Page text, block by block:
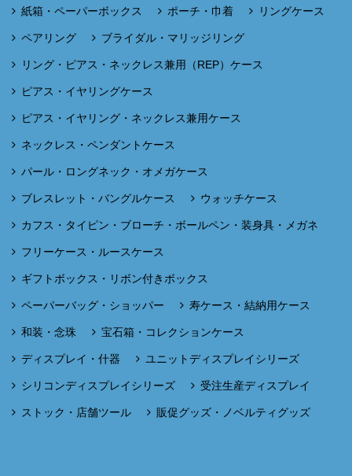
紙箱・ペーパーボックス ポーチ・巾着 リングケース
ペアリング ブライダル・マリッジリング
リング・ピアス・ネックレス兼用（REP）ケース
ピアス・イヤリングケース
ピアス・イヤリング・ネックレス兼用ケース
ネックレス・ペンダントケース
パール・ロングネック・オメガケース
ブレスレット・バングルケース ウォッチケース
カフス・タイピン・ブローチ・ボールペン・装身具・メガネ
フリーケース・ルースケース
ギフトボックス・リボン付きボックス
ペーパーバッグ・ショッパー 寿ケース・結納用ケース
和装・念珠 宝石箱・コレクションケース
ディスプレイ・什器 ユニットディスプレイシリーズ
シリコンディスプレイシリーズ 受注生産ディスプレイ
ストック・店舗ツール 販促グッズ・ノベルティグッズ